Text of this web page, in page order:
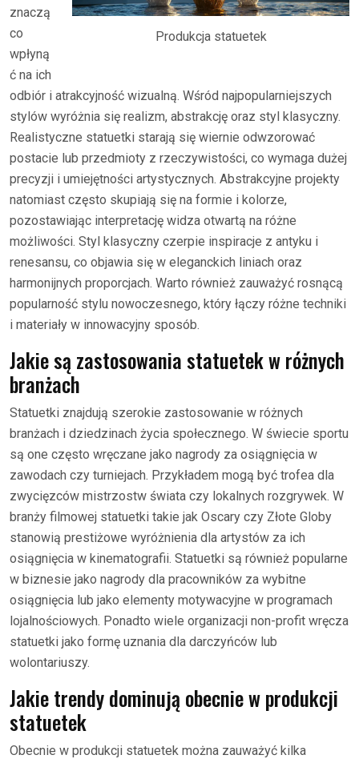
Produkcja statuetek
znaczą
co
wpłyną
ć na ich
odbiór i atrakcyjność wizualną. Wśród najpopularniejszych
stylów wyróżnia się realizm, abstrakcję oraz styl klasyczny.
Realistyczne statuetki starają się wiernie odwzorować
postacie lub przedmioty z rzeczywistości, co wymaga dużej
precyzji i umiejętności artystycznych. Abstrakcyjne projekty
natomiast często skupiają się na formie i kolorze,
pozostawiając interpretację widza otwartą na różne
możliwości. Styl klasyczny czerpie inspiracje z antyku i
renesansu, co objawia się w eleganckich liniach oraz
harmonijnych proporcjach. Warto również zauważyć rosnącą
popularność stylu nowoczesnego, który łączy różne techniki
i materiały w innowacyjny sposób.
Jakie są zastosowania statuetek w różnych
branżach
Statuetki znajdują szerokie zastosowanie w różnych
branżach i dziedzinach życia społecznego. W świecie sportu
są one często wręczane jako nagrody za osiągnięcia w
zawodach czy turniejach. Przykładem mogą być trofea dla
zwycięzców mistrzostw świata czy lokalnych rozgrywek. W
branży filmowej statuetki takie jak Oscary czy Złote Globy
stanowią prestiżowe wyróżnienia dla artystów za ich
osiągnięcia w kinematografii. Statuetki są również popularne
w biznesie jako nagrody dla pracowników za wybitne
osiągnięcia lub jako elementy motywacyjne w programach
lojalnościowych. Ponadto wiele organizacji non-profit wręcza
statuetki jako formę uznania dla darczyńców lub
wolontariuszy.
Jakie trendy dominują obecnie w produkcji
statuetek
Obecnie w produkcji statuetek można zauważyć kilka